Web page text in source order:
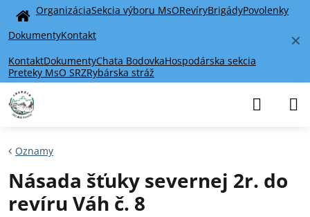
✕
Home
OrganizáciaSekcia výboru MsORevíryBrigádyPovolenky
DokumentyKontakt
KontaktDokumentyChata BodovkaHospodárska sekcia
Preteky MsO SRZRybárska stráž
Oznamy
Násada šťuky severnej 2r. do
revíru Váh č. 8